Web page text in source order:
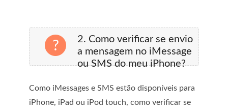
2. Como verificar se envio
a mensagem no iMessage
ou SMS do meu iPhone?
Como iMessages e SMS estão disponíveis para
iPhone, iPad ou iPod touch, como verificar se